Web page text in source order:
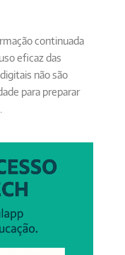
continuada
eficaz das
não são
para preparar